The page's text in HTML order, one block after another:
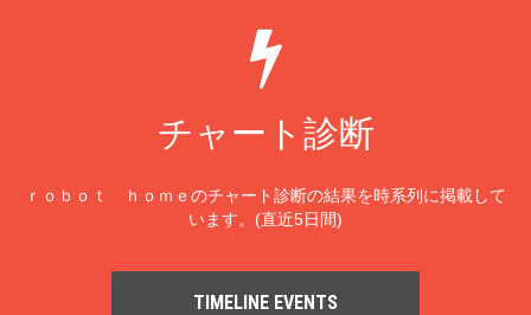
チャート診断
ｒｏｂｏｔ ｈｏｍｅのチャート診断の結果を時系列に掲載して
います。(直近5日間)
TIMELINE EVENTS